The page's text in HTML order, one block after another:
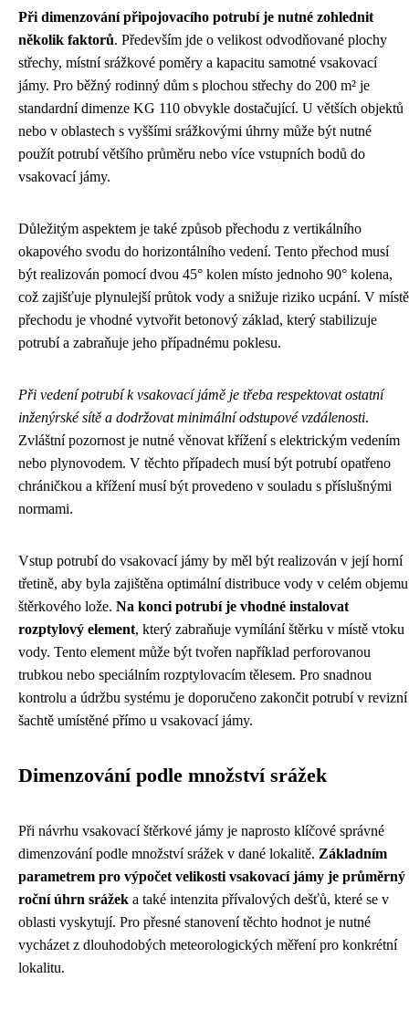
Při dimenzování připojovacího potrubí je nutné zohlednit
několik faktorů. Především jde o velikost odvodňované plochy
střechy, místní srážkové poměry a kapacitu samotné vsakovací
jámy. Pro běžný rodinný dům s plochou střechy do 200 m² je
standardní dimenze KG 110 obvykle dostačující. U větších objektů
nebo v oblastech s vyššími srážkovými úhrny může být nutné
použít potrubí většího průměru nebo více vstupních bodů do
vsakovací jámy.
Důležitým aspektem je také způsob přechodu z vertikálního
okapového svodu do horizontálního vedení. Tento přechod musí
být realizován pomocí dvou 45° kolen místo jednoho 90° kolena,
což zajišťuje plynulejší průtok vody a snižuje riziko ucpání. V místě
přechodu je vhodné vytvořit betonový základ, který stabilizuje
potrubí a zabraňuje jeho případnému poklesu.
Při vedení potrubí k vsakovací jámě je třeba respektovat ostatní
inženýrské sítě a dodržovat minimální odstupové vzdálenosti.
Zvláštní pozornost je nutné věnovat křížení s elektrickým vedením
nebo plynovodem. V těchto případech musí být potrubí opatřeno
chráničkou a křížení musí být provedeno v souladu s příslušnými
normami.
Vstup potrubí do vsakovací jámy by měl být realizován v její horní
třetině, aby byla zajištěna optimální distribuce vody v celém objemu
štěrkového lože. Na konci potrubí je vhodné instalovat
rozptylový element, který zabraňuje vymílání štěrku v místě vtoku
vody. Tento element může být tvořen například perforovanou
trubkou nebo speciálním rozptylovacím tělesem. Pro snadnou
kontrolu a údržbu systému je doporučeno zakončit potrubí v revizní
šachtě umístěné přímo u vsakovací jámy.
Dimenzování podle množství srážek
Při návrhu vsakovací štěrkové jámy je naprosto klíčové správné
dimenzování podle množství srážek v dané lokalitě. Základním
parametrem pro výpočet velikosti vsakovací jámy je průměrný
roční úhrn srážek a také intenzita přívalových dešťů, které se v
oblasti vyskytují. Pro přesné stanovení těchto hodnot je nutné
vycházet z dlouhodobých meteorologických měření pro konkrétní
lokalitu.